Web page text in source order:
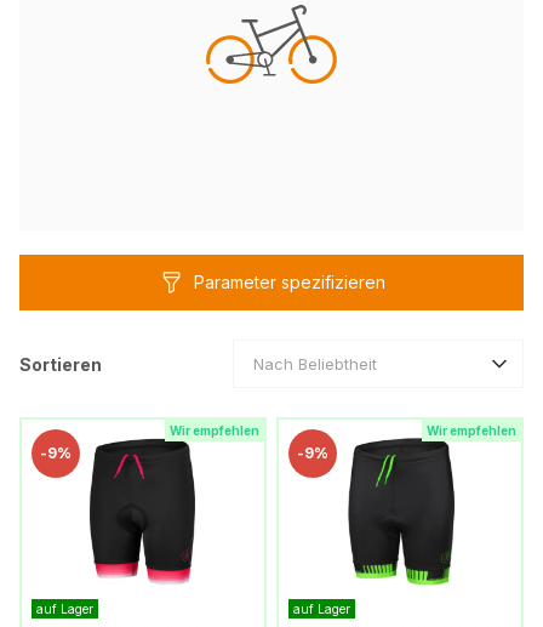
Parameter spezifizieren
Sortieren Nach Beliebtheit
Wir empfehlen
-9%
auf Lager
Wir empfehlen
-9%
auf Lager